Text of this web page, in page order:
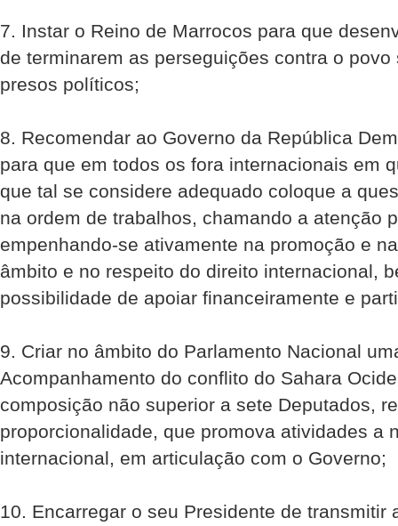
7. Instar o Reino de Marrocos para que
de terminarem as perseguições contra o
presos políticos;
8. Recomendar ao Governo da República
para que em todos os fora internacionais em
que tal se considere adequado coloque a
na ordem de trabalhos, chamando a atenção
empenhando-se ativamente na promoção e
âmbito e no respeito do direito internacional,
possibilidade de apoiar financeiramente e
9. Criar no âmbito do Parlamento Nacional
Acompanhamento do conflito do Sahara
composição não superior a sete Deputados,
proporcionalidade, que promova atividades a
internacional, em articulação com o Governo;
10. Encarregar o seu Presidente de transmitir